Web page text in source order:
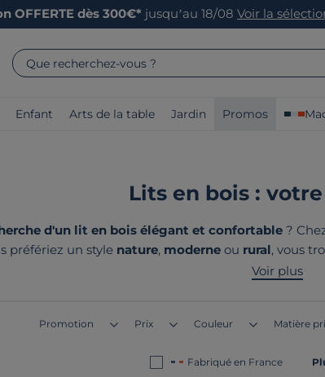
OFFERTE dès 300€* jusqu’au 18/08 Voir la
Que recherchez-vous ?
Enfant Arts de la table Jardin Promos
Lits en bois :
d'un lit en bois élégant et confortable ?
préfériez un style nature, moderne ou rural, vous
rangement intégrépour
Voir plus
Promotion Prix Couleur Matière
Fabriqué en France